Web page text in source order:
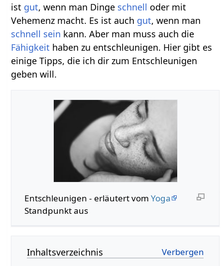
ist gut, wenn man Dinge schnell oder mit
Vehemenz macht. Es ist auch gut, wenn man
schnell sein kann. Aber man muss auch die
Fähigkeit haben zu entschleunigen. Hier gibt es
einige Tipps, die ich dir zum Entschleunigen
geben will.
Entschleunigen - erläutert vom Yoga
Standpunkt aus
Inhaltsverzeichnis